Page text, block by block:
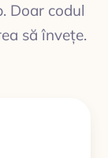
Doar codul
să învețe.